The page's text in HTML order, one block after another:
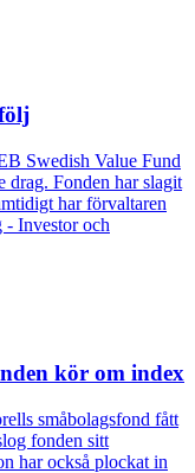
Swedish Value Fund
drag. Fonden har slagit
har förvaltaren
- Investor och
kör om index
småbolagsfond fått
fonden sitt
har också plockat in